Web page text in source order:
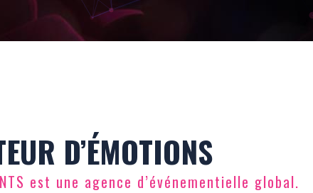
D’ÉMOTIONS
est une agence d’événementielle global.